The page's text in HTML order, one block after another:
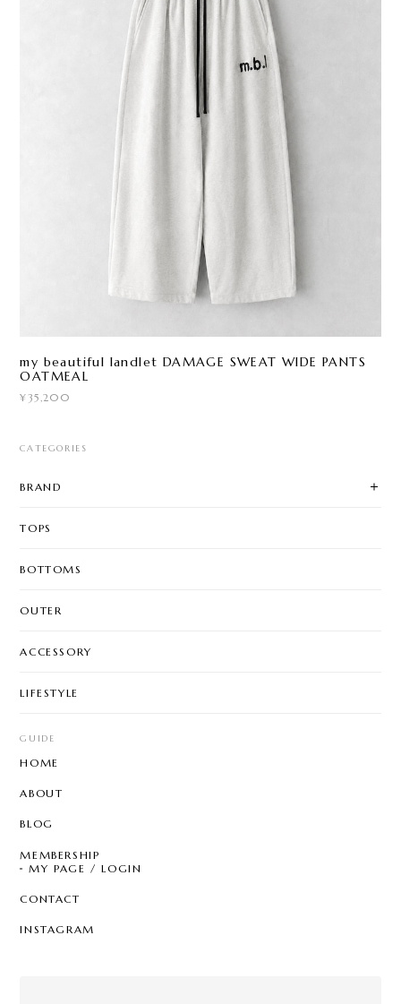
my beautiful landlet DAMAGE SWEAT WIDE PANTS
OATMEAL
¥35,200
CATEGORIES
BRAND
TOPS
BOTTOMS
OUTER
ACCESSORY
LIFESTYLE
GUIDE
HOME
ABOUT
BLOG
MEMBERSHIP
MY PAGE / LOGIN
CONTACT
INSTAGRAM